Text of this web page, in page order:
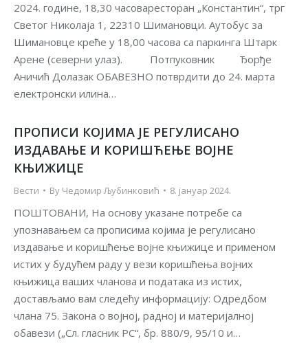
2024. године, 18,30 часоваресторан „Константин“, трг
Светог Николаја 1, 22310 Шимановци. Аутобус за
Шимановце креће у 18,00 часова са паркинга Штарк
Арене (северни улаз). Потпуковник Ђорђе
Аничић Долазак OБАВЕЗНО потврдити до 24. марта
електронски илина…
ПРОПИСИ КОЈИМА ЈЕ РЕГУЛИСАНО
ИЗДАВАЊЕ И КОРИШЋЕЊЕ ВОЈНЕ
КЊИЖИЦЕ
Вести By Чедомир Љубинковић 8. јануар 2024.
ПОШТОВАНИ, На основу указане потребе са
упознавањем са прописима којима је регулисано
издавање и коришћење војне књижице и применом
истих у будућем раду у вези коришћења војних
књижица ваших чланова и података из истих,
достављамо вам следећу информацију: Одредбом
члана 75. Закона о војној, радној и материјалној
обавези („Сл. гласник РС“, бр. 880/9, 95/10 и…